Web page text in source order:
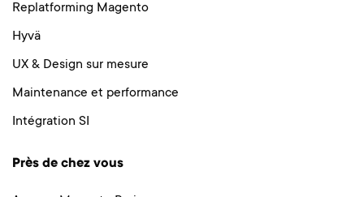
Replatforming Magento
Hyvä
UX & Design sur mesure
Maintenance et performance
Intégration SI
Près de chez vous